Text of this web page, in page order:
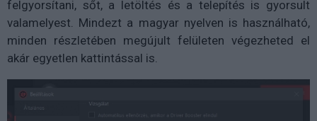
felgyorsítani, sőt, a letöltés és a telepítés is gyorsult
valamelyest. Mindezt a magyar nyelven is használható,
minden részletében megújult felületen végezheted el
akár egyetlen kattintással is.